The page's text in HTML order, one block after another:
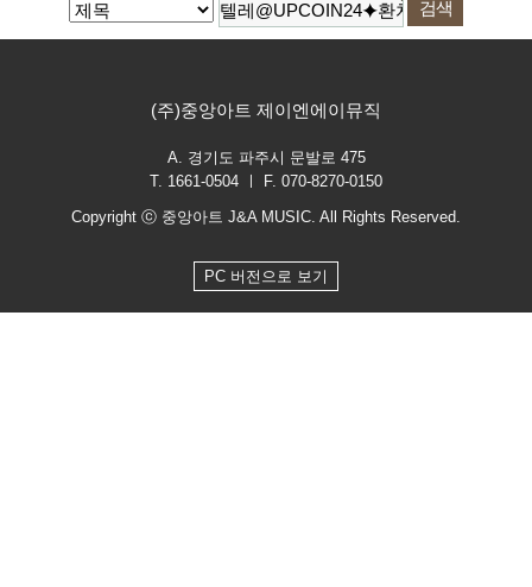
(주)중앙아트 제이엔에이뮤직
A. 경기도 파주시 문발로 475
T. 1661-0504 ㅣ F. 070-8270-0150
Copyright ⓒ 중앙아트 J&A MUSIC. All Rights Reserved.
PC 버전으로 보기